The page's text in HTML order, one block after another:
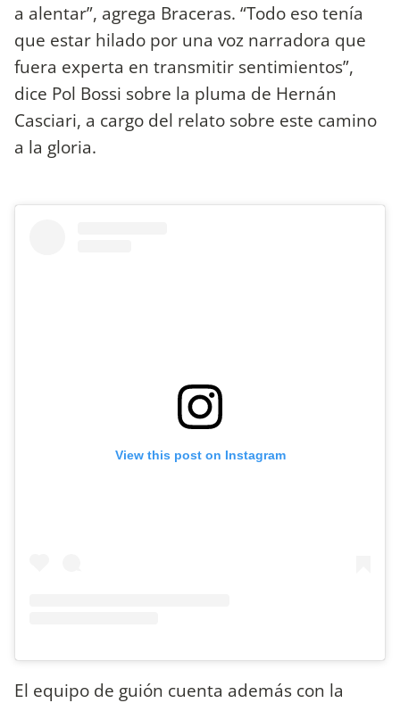
a alentar”, agrega Braceras. “Todo eso tenía
que estar hilado por una voz narradora que
fuera experta en transmitir sentimientos”,
dice Pol Bossi sobre la pluma de Hernán
Casciari, a cargo del relato sobre este camino
a la gloria.
View this post on Instagram
El equipo de guión cuenta además con la